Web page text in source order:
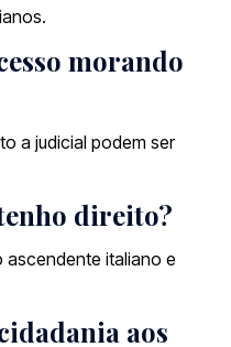
morando
a judicial podem ser
direito?
ascendente italiano e
aos